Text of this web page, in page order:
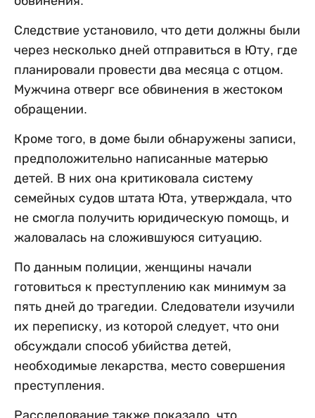
Следствие установило, что дети должны были
через несколько дней отправиться в Юту, где
планировали провести два месяца с отцом.
Мужчина отверг все обвинения в жестоком
обращении.
Кроме того, в доме были обнаружены записи,
предположительно написанные матерью
детей. В них она критиковала систему
семейных судов штата Юта, утверждала, что
не смогла получить юридическую помощь, и
жаловалась на сложившуюся ситуацию.
По данным полиции, женщины начали
готовиться к преступлению как минимум за
пять дней до трагедии. Следователи изучили
их переписку, из которой следует, что они
обсуждали способ убийства детей,
необходимые лекарства, место совершения
преступления.
Расследование также показало, что